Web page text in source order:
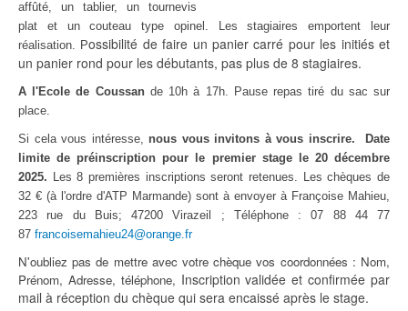
affûté, un tablier, un tournevis
plat et un couteau type opinel. Les stagiaires emportent leur
réalisation. Possibilité de faire un panier carré pour les initiés et
un panier rond pour les débutants, pas plus de 8 stagiaires.
A l'Ecole de Coussan de 10h à 17h. Pause repas tiré du sac sur
place.
Si cela vous intéresse, nous vous invitons à vous inscrire.
Date
limite de préinscription pour le premier stage le 20 décembre
2025. Les 8 premières inscriptions seront retenues. Les chèques de
32 € (à l'ordre d'ATP Marmande) sont à envoyer à Françoise Mahieu,
223 rue du Buis; 47200 Virazeil ; Téléphone : 07 88 44 77
87 francoisemahieu24@orange.fr
N'oubliez pas de mettre avec votre chèque vos coordonnées : Nom,
Prénom, Adresse, téléphone, Inscription validée et confirmée par
mail à réception du chèque qui sera encaissé après le stage.